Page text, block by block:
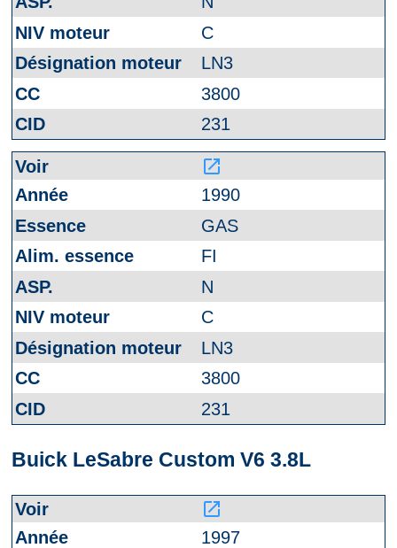
C
LN3
3800
231
launch
1990
GAS
FI
N
C
LN3
3800
231
Buick LeSabre Custom V6 3.8L
launch
1997